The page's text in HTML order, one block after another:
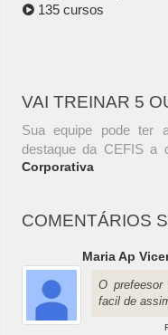
135 cursos
VAI TREINAR 5
Sua equipe pode ter
destaque da CEFIS a
Corporativa
COMENTÁRIOS
Maria Ap
O
facil de